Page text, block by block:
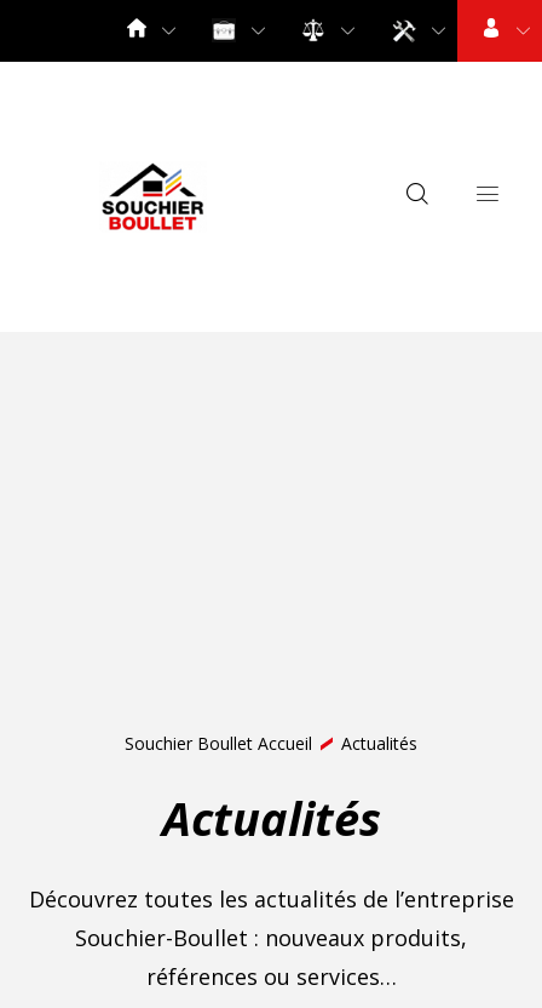
Souchier Boullet Accueil Actualités
Actualités
Découvrez toutes les actualités de l’entreprise
Souchier-Boullet : nouveaux produits,
références ou services…